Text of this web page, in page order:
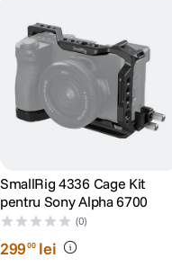
SmallRig 4336 Cage Kit
pentru Sony Alpha 6700
(0)
29900 lei